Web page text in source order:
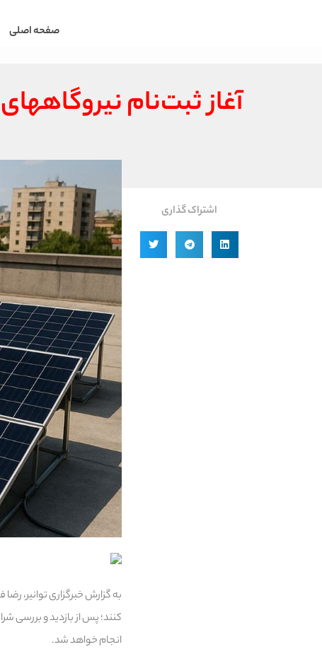
صفحه اصلی
آغاز ثبت‌نام
اشتراک گذاری
به گزارش خبرگزاری توانیر،
کنند؛ پس از بازدید و بررسی
انجام خواهد شد.